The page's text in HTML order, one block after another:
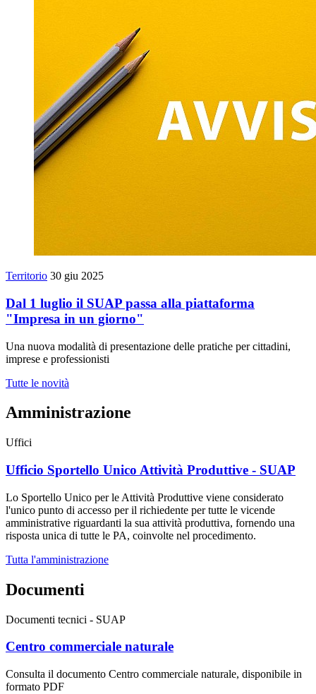
Territorio 30 giu 2025
Dal 1 luglio il SUAP passa alla piattaforma
"Impresa in un giorno"
Una nuova modalità di presentazione delle pratiche per cittadini,
imprese e professionisti
Tutte le novità
Amministrazione
Uffici
Ufficio Sportello Unico Attività Produttive - SUAP
Lo Sportello Unico per le Attività Produttive viene considerato
l'unico punto di accesso per il richiedente per tutte le vicende
amministrative riguardanti la sua attività produttiva, fornendo una
risposta unica di tutte le PA, coinvolte nel procedimento.
Tutta l'amministrazione
Documenti
Documenti tecnici - SUAP
Centro commerciale naturale
Consulta il documento Centro commerciale naturale, disponibile in
formato PDF